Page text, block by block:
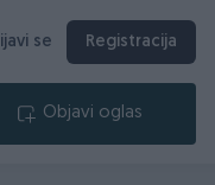
se Registracija
Objavi oglas